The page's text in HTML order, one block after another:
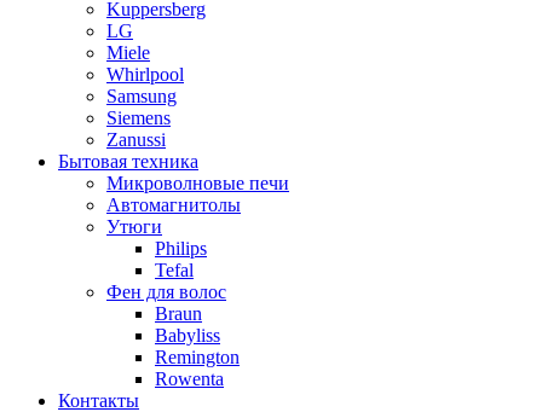
Kuppersberg
LG
Miele
Whirlpool
Samsung
Siemens
Zanussi
Бытовая техника
Микроволновые печи
Автомагнитолы
Утюги
Philips
Tefal
Фен для волос
Braun
Babyliss
Remington
Rowenta
Контакты